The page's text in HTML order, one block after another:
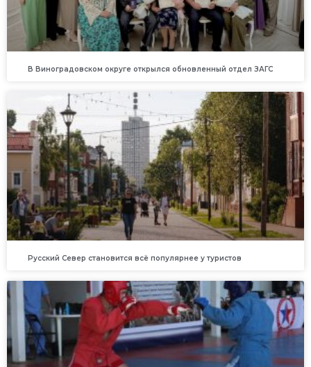
В Виноградовском округе открылся обновленный отдел ЗАГС
Русский Север становится всё популярнее у туристов